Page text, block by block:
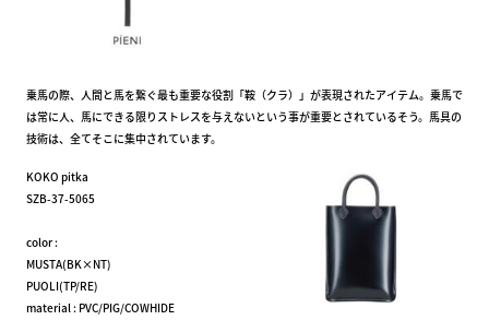
乗馬の際、人間と馬を繋ぐ最も重要な役割「鞍（クラ）」が表現されたアイテム。乗馬で
は常に人、馬にできる限りストレスを与えないという事が重要とされているそう。馬具の
技術は、全てそこに集中されています。
KOKO pitka
SZB-37-5065
color :
MUSTA(BK×NT)
PUOLI(TP/RE)
material : PVC/PIG/COWHIDE